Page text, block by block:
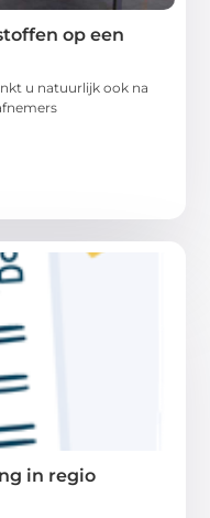
op een
u natuurlijk ook na
in regio